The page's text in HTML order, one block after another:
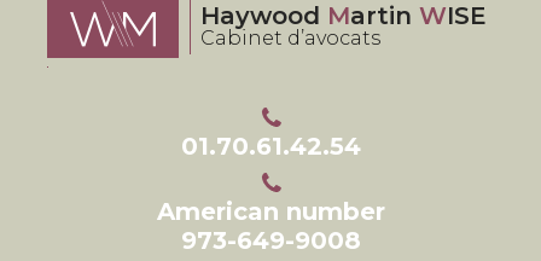
Haywood Martin WISE
Cabinet d’avocats
01.70.61.42.54
American number
973-649-9008